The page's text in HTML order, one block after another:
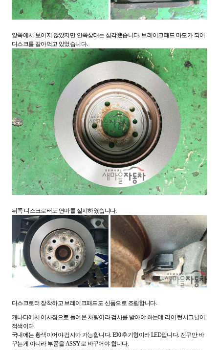
앞쪽에서 보이지 않았지만 안쪽상태는 심각했습니다. 브레이크패드 마모가 되어
디스크를 갈아먹고 있었습니다.
뒤쪽 디스크로터도 연마를 실시하였습니다.
디스크로터 장착하고 브레이크패드도 신품으로 조립합니다.
캐나다에서 이사짐으로 들여온 차량이라 검사를 받아야 하는데 리어 턴시그널이
적색이다.
국내에는 황색이어야 검사가 가능합니다. E90 후기형이라 LED입니다. 전구만 바
꾸는게 아니라 부품을 ASS'Y로 바꾸어야 합니다.